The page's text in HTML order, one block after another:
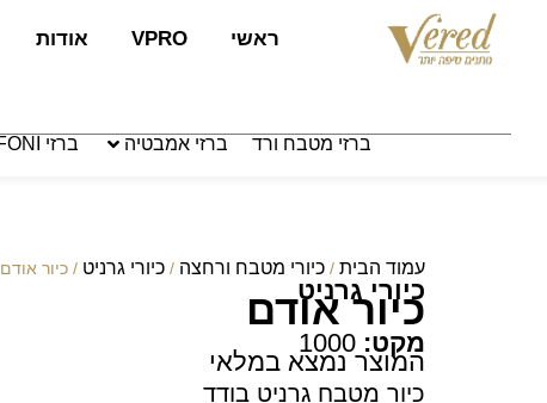
ראשי VPRO אודות
ברזי מטבח ורד ברזי אמבטיה ברזי PAFFONI איטליה
עמוד הבית / כיורי מטבח ורחצה / כיורי גרניט / כיור אודם
כיורי גרניט
כיור אודם
מקט:
המוצר נמצא במלאי
כיור מטבח גרניט בודד